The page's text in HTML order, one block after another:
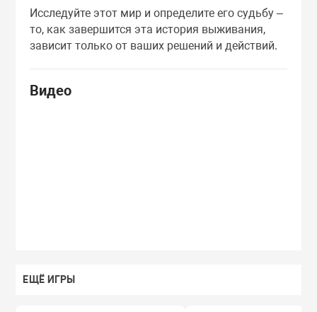
Исследуйте этот мир и определите его судьбу –
то, как завершится эта история выживания,
зависит только от ваших решений и действий.
Видео
ЕЩЁ ИГРЫ